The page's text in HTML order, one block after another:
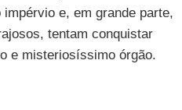
e, em grande parte,
tentam conquistar
e misteriosíssimo órgão.